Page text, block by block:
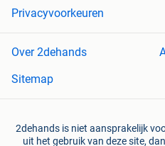
Privacyvoorkeuren
Over 2dehands
Sitemap
2dehands is niet aansprakelijk
uit het gebruik van deze site,